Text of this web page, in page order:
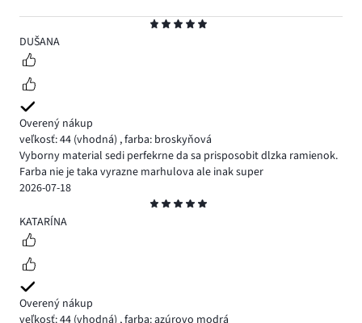
5
DUŠANA
Overený nákup
veľkosť: 44 (vhodná) ,farba: broskyňová
Vyborny material sedi perfekrne da sa prisposobit dlzka ramienok.
Farba nie je taka vyrazne marhulova ale inak super
2026-07-18
5
KATARÍNA
Overený nákup
veľkosť: 44 (vhodná) ,farba: azúrovo modrá